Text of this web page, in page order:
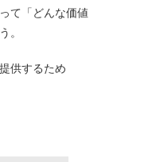
て「どんな価値
。
供するため